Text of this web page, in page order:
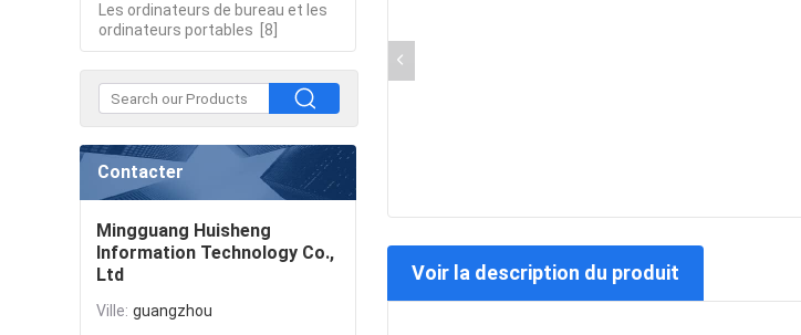
Les ordinateurs de bureau et les
ordinateurs portables [8]
Contacter
Mingguang Huisheng
Information Technology Co.,
Ltd
Ville: guangzhou
Voir la description du produit